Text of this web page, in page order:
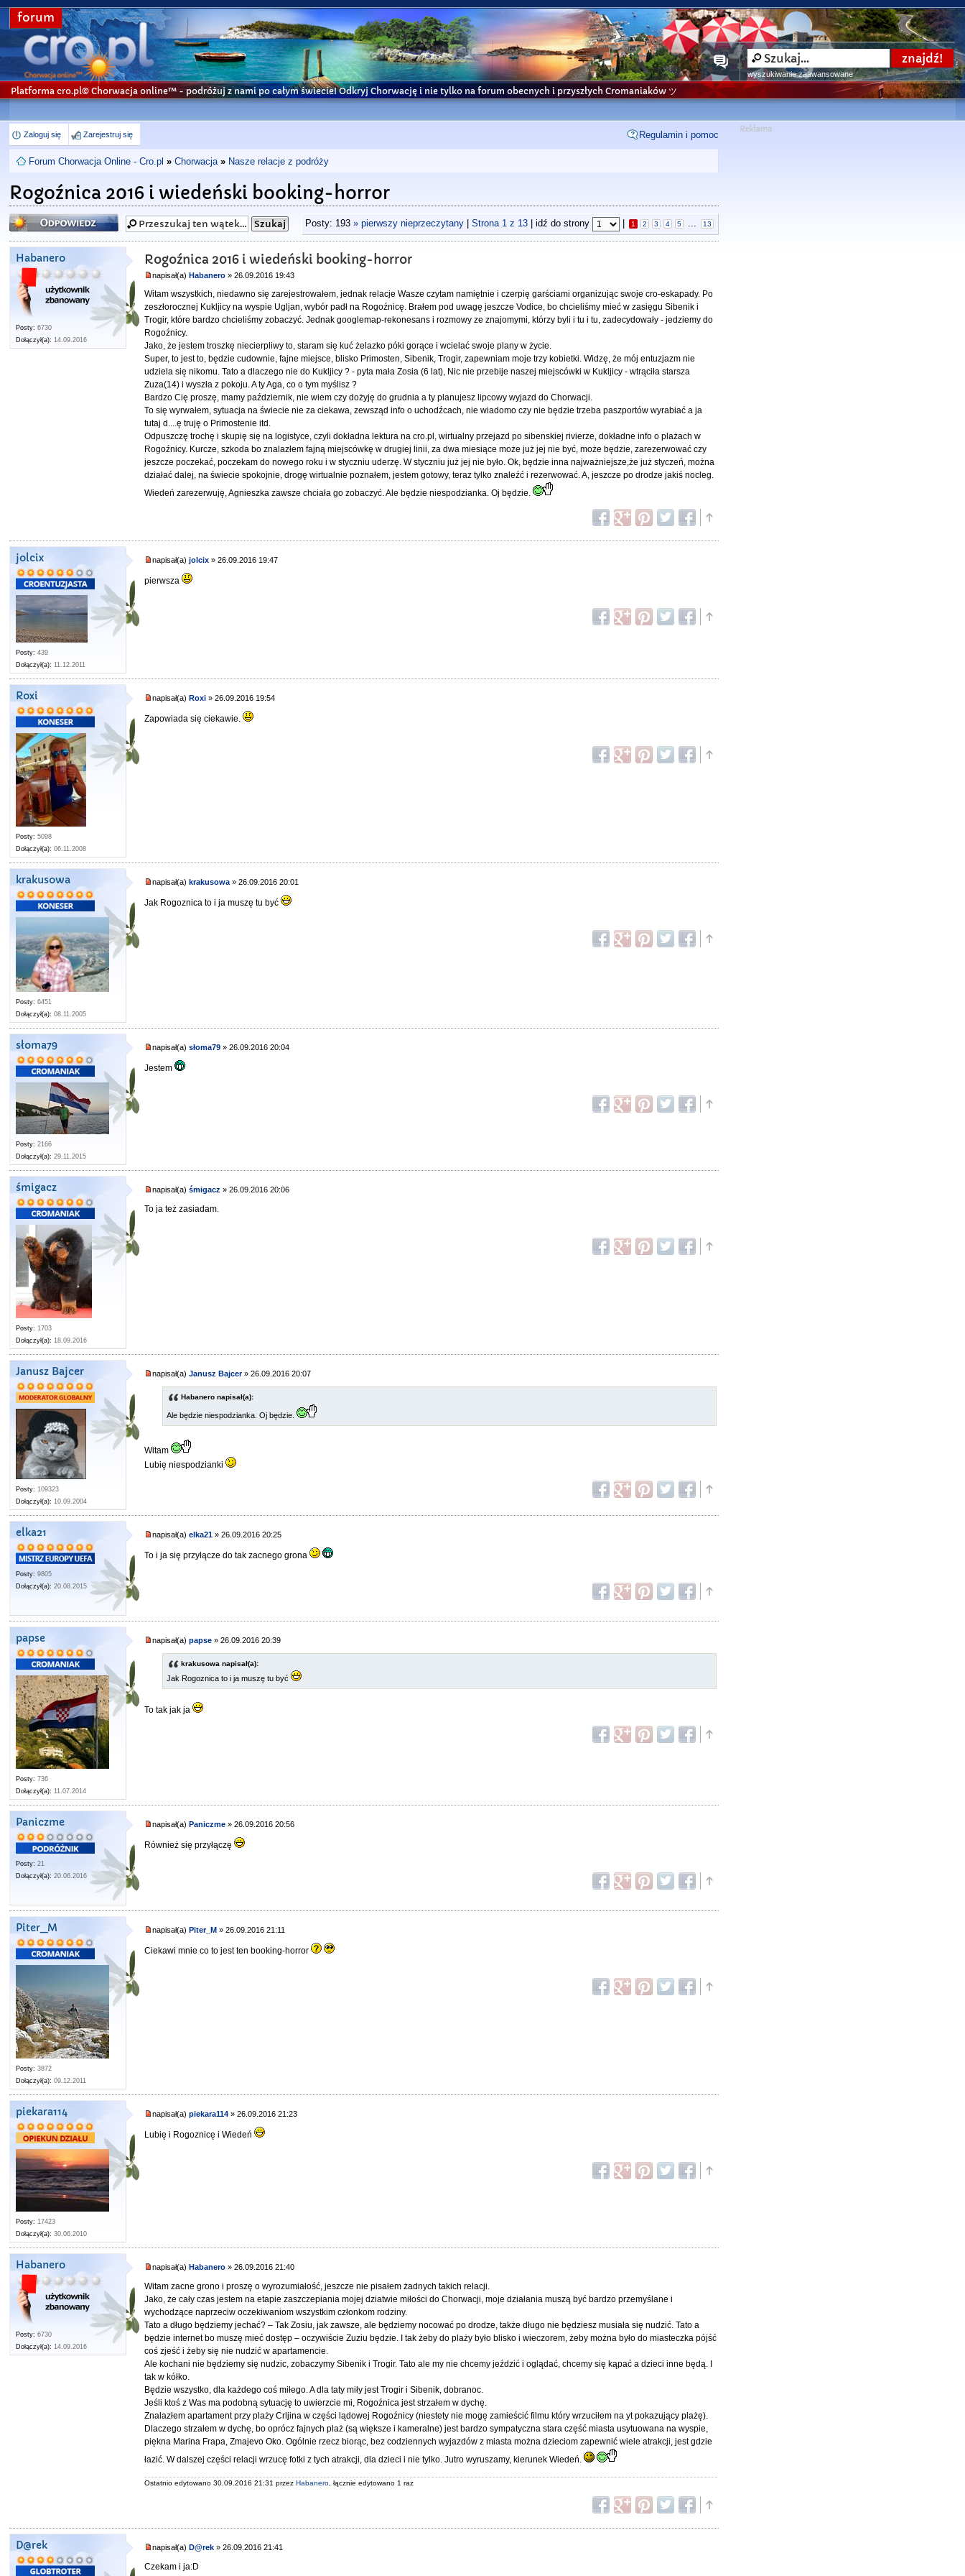
forum
wyszukiwanie zaawansowane
Platforma cro.pl© Chorwacja online™ - podróżuj z nami po całym świecie! Odkryj Chorwację i nie tylko na forum obecnych i przyszłych Cromaniaków ツ
Zaloguj się Zarejestruj się Regulamin i pomoc
Forum Chorwacja Online - Cro.pl » Chorwacja » Nasze relacje z podróży
Rogoźnica 2016 i wiedeński booking-horror
Odpowiedz Posty: 193 » pierwszy nieprzeczytany| Strona 1z 13| idź do strony 1 2 3 4 5 ... 13
Habanero
Posty: 6730
Dołączył(a): 14.09.2016
Rogoźnica 2016 i wiedeński booking-horror
napisał(a)Habanero » 26.09.2016 19:43
Witam wszystkich, niedawno się zarejestrowałem, jednak relacje Wasze czytam namiętnie i czerpię garściami organizując swoje cro-eskapady. Po
zeszłorocznej Kukljicy na wyspie Ugljan, wybór padł na Rogoźnicę. Brałem pod uwagę jeszcze Vodice, bo chcieliśmy mieć w zasięgu Sibenik i
Trogir, które bardzo chcieliśmy zobaczyć. Jednak googlemap-rekonesans i rozmowy ze znajomymi, którzy byli i tu i tu, zadecydowały - jedziemy do
Rogoźnicy.
Jako, że jestem troszkę niecierpliwy to, staram się kuć żelazko póki gorące i wcielać swoje plany w życie.
Super, to jest to, będzie cudownie, fajne miejsce, blisko Primosten, Sibenik, Trogir, zapewniam moje trzy kobietki. Widzę, że mój entuzjazm nie
udziela się nikomu. Tato a dlaczego nie do Kukljicy ? - pyta mała Zosia (6 lat), Nic nie przebije naszej miejscówki w Kukljicy - wtrąciła starsza
Zuza(14) i wyszła z pokoju. A ty Aga, co o tym myślisz ?
Bardzo Cię proszę, mamy październik, nie wiem czy dożyję do grudnia a ty planujesz lipcowy wyjazd do Chorwacji.
To się wyrwałem, sytuacja na świecie nie za ciekawa, zewsząd info o uchodźcach, nie wiadomo czy nie będzie trzeba paszportów wyrabiać a ja
tutaj d....ę truję o Primostenie itd.
Odpuszczę trochę i skupię się na logistyce, czyli dokładna lektura na cro.pl, wirtualny przejazd po sibenskiej rivierze, dokładne info o plażach w
Rogoźnicy. Kurcze, szkoda bo znalazłem fajną miejscówkę w drugiej linii, za dwa miesiące może już jej nie być, może będzie, zarezerwować czy
jeszcze poczekać, poczekam do nowego roku i w styczniu uderzę. W styczniu już jej nie było. Ok, będzie inna najważniejsze,że już styczeń, można
działać dalej, na świecie spokojnie, drogę wirtualnie poznałem, jestem gotowy, teraz tylko znaleźć i rezerwować. A, jeszcze po drodze jakiś nocleg.
Wiedeń zarezerwuję, Agnieszka zawsze chciała go zobaczyć. Ale będzie niespodzianka. Oj będzie.
jolcix
Posty: 439
Dołączył(a): 11.12.2011
napisał(a)jolcix » 26.09.2016 19:47
pierwsza
Roxi
Posty: 5098
Dołączył(a): 06.11.2008
napisał(a) Roxi » 26.09.2016 19:54
Zapowiada się ciekawie.
krakusowa
Posty: 6451
Dołączył(a): 08.11.2005
napisał(a) krakusowa» 26.09.2016 20:01
Jak Rogoznica to i ja muszę tu być
słoma79
Posty: 2166
Dołączył(a): 29.11.2015
napisał(a)słoma79 » 26.09.2016 20:04
Jestem
śmigacz
Posty: 1703
Dołączył(a): 18.09.2016
napisał(a)śmigacz » 26.09.2016 20:06
To ja też zasiadam.
Janusz Bajcer
Posty: 109323
Dołączył(a): 10.09.2004
napisał(a)Janusz Bajcer» 26.09.2016 20:07
Habanero napisał(a):
Ale będzie niespodzianka. Oj będzie.
Witam
Lubię niespodzianki
elka21
Posty: 9805
Dołączył(a): 20.08.2015
napisał(a)elka21 » 26.09.2016 20:25
To i ja się przyłącze do tak zacnego grona
papse
Posty: 736
Dołączył(a): 11.07.2014
napisał(a)papse » 26.09.2016 20:39
krakusowa napisał(a):
Jak Rogoznica to i ja muszę tu być
To tak jak ja
Paniczme
Posty: 21
Dołączył(a): 20.06.2016
napisał(a) Paniczme » 26.09.2016 20:56
Również się przyłączę
Piter_M
Posty: 3872
Dołączył(a): 09.12.2011
napisał(a) Piter_M » 26.09.2016 21:11
Ciekawi mnie co to jest ten booking-horror
piekara114
Posty: 17423
Dołączył(a): 30.06.2010
napisał(a)piekara114 » 26.09.2016 21:23
Lubię i Rogoznicę i Wiedeń
Habanero
Posty: 6730
Dołączył(a): 14.09.2016
napisał(a) Habanero » 26.09.2016 21:40
Witam zacne grono i proszę o wyrozumiałość, jeszcze nie pisałem żadnych takich relacji.
Jako, że cały czas jestem na etapie zaszczepiania mojej dziatwie miłości do Chorwacji, moje działania muszą być bardzo przemyślane i
wychodzące naprzeciw oczekiwaniom wszystkim członkom rodziny.
Tato a długo będziemy jechać? – Tak Zosiu, jak zawsze, ale będziemy nocować po drodze, także długo nie będziesz musiała się nudzić. Tato a
będzie internet bo muszę mieć dostęp – oczywiście Zuziu będzie. I tak żeby do plaży było blisko i wieczorem, żeby można było do miasteczka pójść
coś zjeść i żeby się nie nudzić w apartamencie.
Ale kochani nie będziemy się nudzic, zobaczymy Sibenik i Trogir. Tato ale my nie chcemy jeździć i oglądać, chcemy się kąpać a dzieci inne będą. I
tak w kółko.
Będzie wszystko, dla każdego coś miłego. A dla taty miły jest Trogir i Sibenik, dobranoc.
Jeśli ktoś z Was ma podobną sytuację to uwierzcie mi, Rogoźnica jest strzałem w dychę.
Znalazłem apartament przy plaży Crljina w części lądowej Rogoźnicy (niestety nie mogę zamieścić filmu który wrzuciłem na yt pokazujący plażę).
Dlaczego strzałem w dychę, bo oprócz fajnych plaż (są większe i kameralne) jest bardzo sympatyczna stara część miasta usytuowana na wyspie,
piękna Marina Frapa, Zmajevo Oko. Ogólnie rzecz biorąc, bez codziennych wyjazdów z miasta można dzieciom zapewnić wiele atrakcji, jest gdzie
łazić. W dalszej części relacji wrzucę fotki z tych atrakcji, dla dzieci i nie tylko. Jutro wyruszamy, kierunek Wiedeń.
Ostatnio edytowano 30.09.2016 21:31 przezHabanero, łącznie edytowano 1 raz
D@rek napisał(a) D@rek » 26.09.2016 21:41
Czekam i ja:D